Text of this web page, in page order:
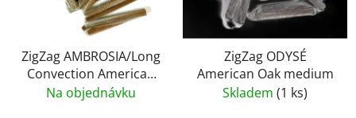
ZigZag AMBROSIA/Long
Convection American
Oak Intense Toast/MT+
Na objednávku
ZigZag ODYSÉ
American Oak medium
Skladem (1 ks)